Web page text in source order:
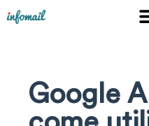
Google